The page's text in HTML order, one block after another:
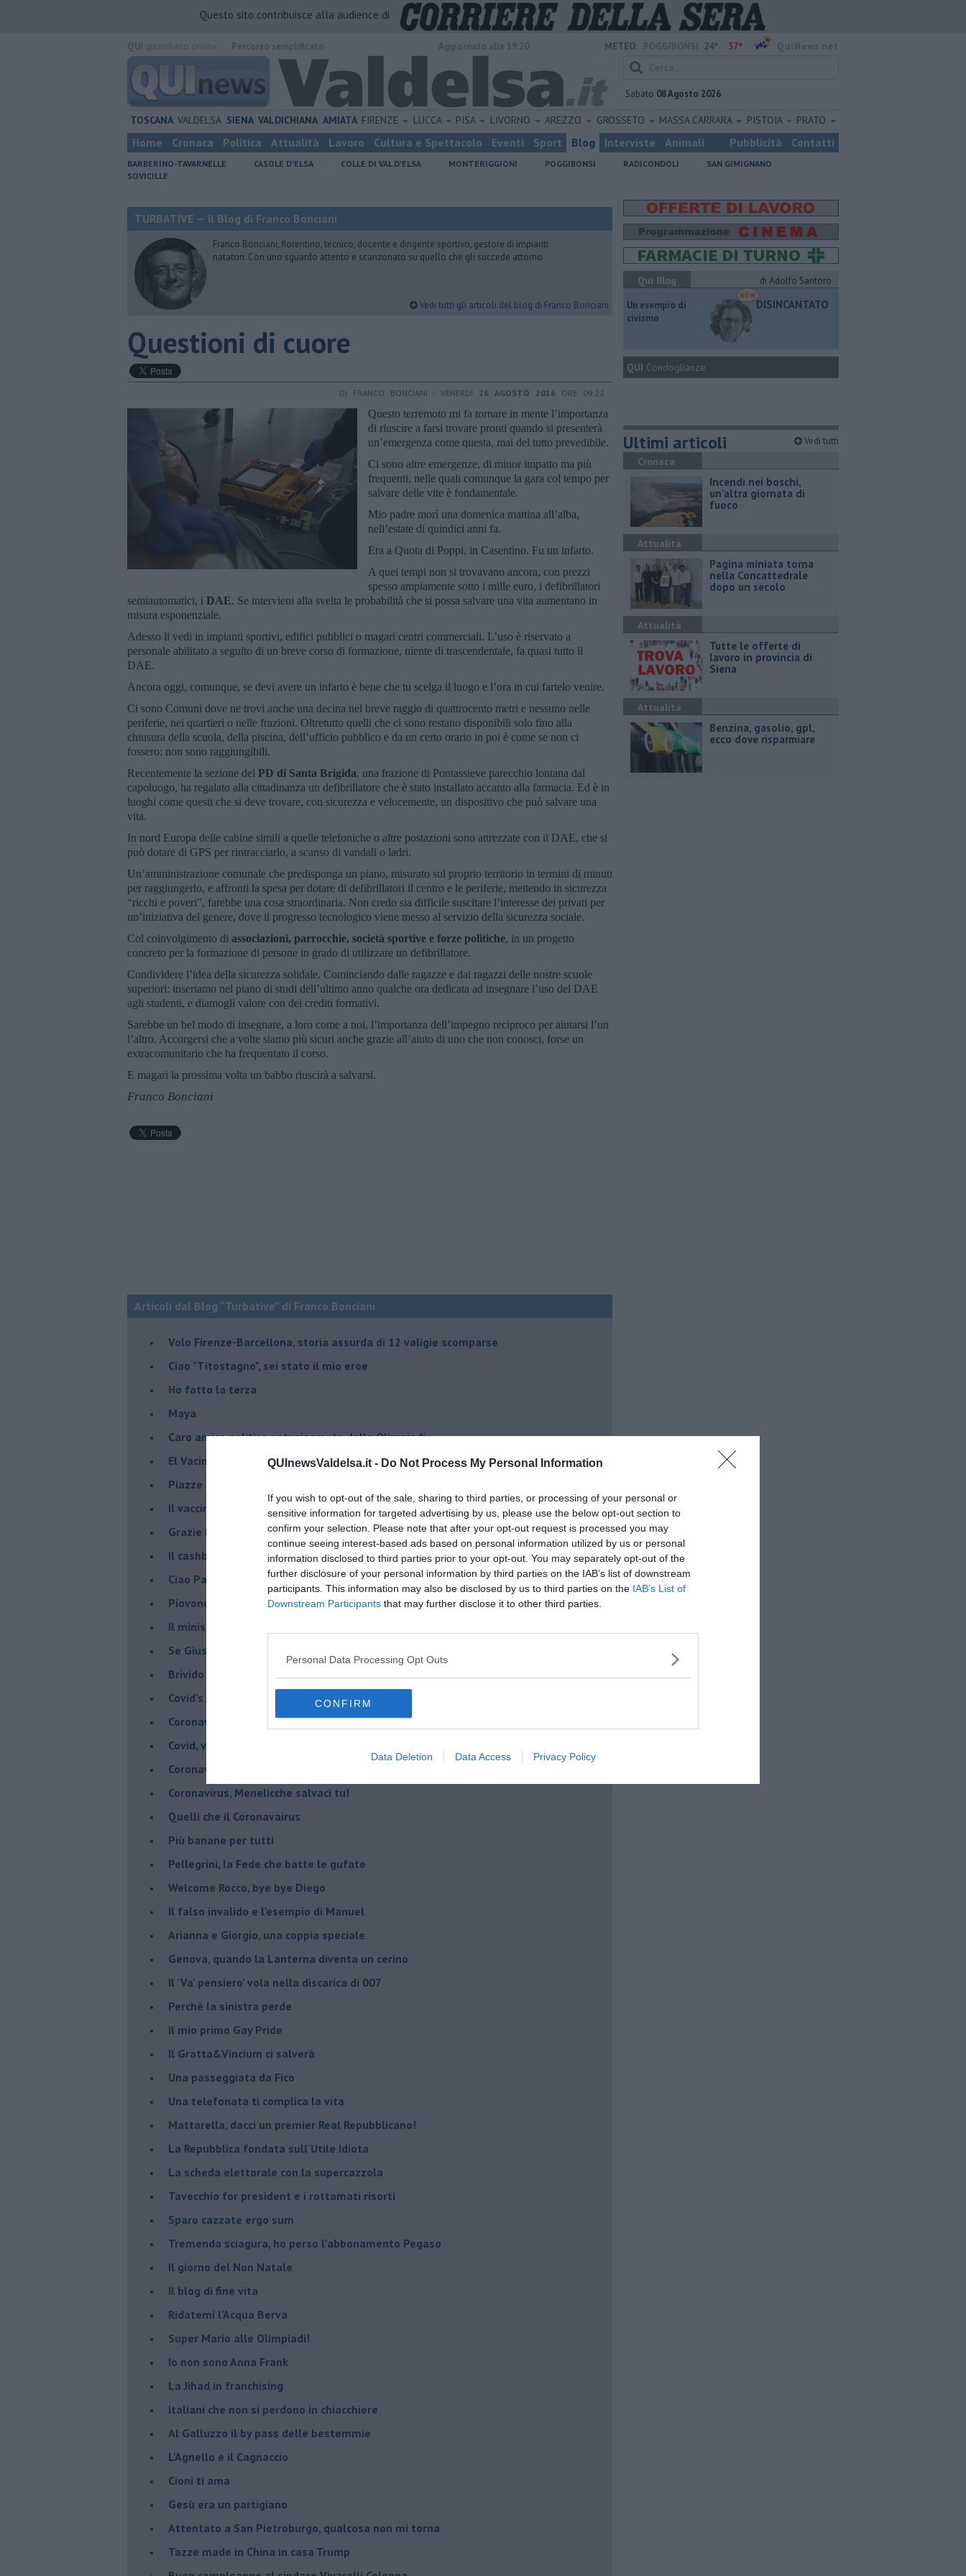
QUInewsValdelsa.it - Do Not Process My Personal Information
If you wish to opt-out of the sale, sharing to third parties, or processing of your personal or
sensitive information for targeted advertising by us, please use the below opt-out section to
confirm your selection. Please note that after your opt-out request is processed you may
continue seeing interest-based ads based on personal information utilized by us or personal
information disclosed to third parties prior to your opt-out. You may separately opt-out of the
further disclosure of your personal information by third parties on the IAB’s list of downstream
participants. This information may also be disclosed by us to third parties on the IAB’s List of
Downstream Participants that may further disclose it to other third parties.
Personal Data Processing Opt Outs
CONFIRM
Data Deletion Data Access Privacy Policy
Questo sito contribuisce alla audience di
METEO: 24° 37°
Sabato 08 Agosto 2026
TOSCANA VALDELSA SIENA VALDICHIANA AMIATA FIRENZE LUCCA PISA LIVORNO AREZZO GROSSETO MASSA CARRARA PISTOIA PRATO
Home Cronaca Politica Attualità Lavoro Cultura e Spettacolo Eventi Sport Blog Interviste Animali Pubblicità Contatti
BARBERINO-TAVARNELLE CASOLE D'ELSA COLLE DI VAL D'ELSA MONTERIGGIONI POGGIBONSI RADICONDOLI
SAN GIMIGNANO
SOVICILLE
TURBATIVE — il Blog di Franco Bonciani
Franco Bonciani, fiorentino, tecnico, docente e dirigente sportivo, gestore di impianti
natatori. Con uno sguardo attento e scanzonato su quello che gli succede attorno
Vedi tutti gli articoli del blog di Franco Bonciani
Questioni di cuore
DI FRANCO BONCIANI - VENERDÌ 26 AGOSTO 2016 ORE 09:22
Questo terremoto mi fa tornare in mente l’importanza
di riuscire a farsi trovare pronti quando si presenterà
un’emergenza come questa, mai del tutto prevedibile.
Ci sono altre emergenze, di minor impatto ma più
frequenti, nelle quali comunque la gara col tempo per
salvare delle vite è fondamentale.
Mio padre morì una domenica mattina all’alba,
nell’estate di quindici anni fa.
Era a Quota di Poppi, in Casentino. Fu un infarto.
A quei tempi non si trovavano ancora, con prezzi
spesso ampiamente sotto i mille euro, i defibrillatori
semiautomatici, i DAE. Se intervieni alla svelta le probabilità che si possa salvare una vita aumentano in
misura esponenziale.
Adesso li vedi in impianti sportivi, edifici pubblici o magari centri commerciali. L’uso è riservato a
personale abilitato a seguito di un breve corso di formazione, niente di trascendentale, fa quasi tutto il
DAE.
Ancora oggi, comunque, se devi avere un infarto è bene che tu scelga il luogo e l’ora in cui fartelo venire.
Ci sono Comuni dove ne trovi anche una decina nel breve raggio di quattrocento metri e nessuno nelle
periferie, nei quartieri o nelle frazioni. Oltretutto quelli che ci sono restano disponibili solo fino alla
chiusura della scuola, della piscina, dell’ufficio pubblico e da un certo orario in poi è come se non ci
fossero: non sono raggiungibili.
Recentemente la sezione del PD di Santa Brigida, una frazione di Pontassieve parecchio lontana dal
capoluogo, ha regalato alla cittadinanza un defibrillatore che è stato installato accanto alla farmacia. Ed è in
luoghi come questi che si deve trovare, con sicurezza e velocemente, un dispositivo che può salvare una
vita.
In nord Europa delle cabine simili a quelle telefoniche o altre postazioni sono attrezzate con il DAE, che si
può dotare di GPS per rintracciarlo, a scanso di vandali o ladri.
Un’amministrazione comunale che predisponga un piano, misurato sul proprio territorio in termini di minuti
per raggiungerlo, e affronti la spesa per dotare di defibrillatori il centro e le periferie, mettendo in sicurezza
“ricchi e poveri”, farebbe una cosa straordinaria. Non credo sia difficile suscitare l’interesse dei privati per
un’iniziativa del genere, dove il progresso tecnologico viene messo al servizio della sicurezza sociale.
Col coinvolgimento di associazioni, parrocchie, società sportive e forze politiche, in un progetto
concreto per la formazione di persone in grado di utilizzare un defibrillatore.
Condividere l’idea della sicurezza solidale. Cominciando dalle ragazze e dai ragazzi delle nostre scuole
superiori: inseriamo nel piano di studi dell’ultimo anno qualche ora dedicata ad insegnare l’uso del DAE
agli studenti, e diamogli valore con dei crediti formativi.
Sarebbe un bel modo di insegnare, a loro come a noi, l’importanza dell’impegno reciproco per aiutarsi l’un
l’altro. Accorgersi che a volte siamo più sicuri anche grazie all’aiuto di uno che non conosci, forse un
extracomunitario che ha frequentato il corso.
E magari la prossima volta un babbo riuscirà a salvarsi.
Franco Bonciani
Articoli dal Blog “Turbative” di Franco Bonciani
Volo Firenze-Barcellona, storia assurda di 12 valigie scomparse
Ciao "Titostagno", sei stato il mio eroe
Ho fatto la terza
Maya
Caro amico politico entusiasmato dalle Olimpiadi
El Vacinado
Piazze piene, piscine vuote ma che ne sanno Draghi e Speranza?
​Il vaccino contro il Covid, ci si potrà fidare?
Grazie Pablito
Il cashback ha fatto crash ma IO ho la soluzione
Ciao Patrizio
Piovono DPCM
Il ministro mi ama
Se Giuseppe Conte si veste da Giovanna d'Arco
Brivido di terrore... la chiamano semplificazione
Covid's Anatomy
Coronavirus, scacco al racket delle mascherine
Covid, vade a un metro - Gli arresti domiciliari
Coronavirus, vade a un metro - la spesa
Coronavirus, Menelicche salvaci tu!
Quelli che il Coronavairus
Più banane per tutti
Pellegrini, la Fede che batte le gufate
Welcome Rocco, bye bye Diego
Il falso invalido e l'esempio di Manuel
Arianna e Giorgio, una coppia speciale
Genova, quando la Lanterna diventa un cerino
Il 'Va' pensiero' vola nella discarica di 007
Perchè la sinistra perde
Il mio primo Gay Pride
Il Gratta&Vincium ci salverà
Una passeggiata da Fico
Una telefonata ti complica la vita
Mattarella, dacci un premier Real Repubblicano!
La Repubblica fondata sull'Utile Idiota
La scheda elettorale con la supercazzola
Tavecchio for president e i rottamati risorti
Sparo cazzate ergo sum
Tremenda sciagura, ho perso l'abbonamento Pegaso
Il giorno del Non Natale
Il blog di fine vita
​Ridatemi l’Acqua Berva
Super Mario alle Olimpiadi!
Io non sono Anna Frank
​La Jihad in franchising
Italiani che non si perdono in chiacchiere
Al Galluzzo il by pass delle bestemmie
L'Agnello e il Cagnaccio
Cioni ti ama
​Gesù era un partigiano
Attentato a San Pietroburgo, qualcosa non mi torna
Tazze made in China in casa Trump
Qui Blog
di Adolfo Santoro
​Un esempio di
civismo
DISINCANTATO
QUI Condoglianze
Ultimi articoli Vedi tutti
Cronaca
Incendi nei boschi,
un'altra giornata di
fuoco
Attualità
Pagina miniata torna
nella Concattedrale
dopo un secolo
Attualità
​Tutte le offerte di
lavoro in provincia di
Siena
Attualità
​Benzina, gasolio, gpl,
ecco dove risparmiare